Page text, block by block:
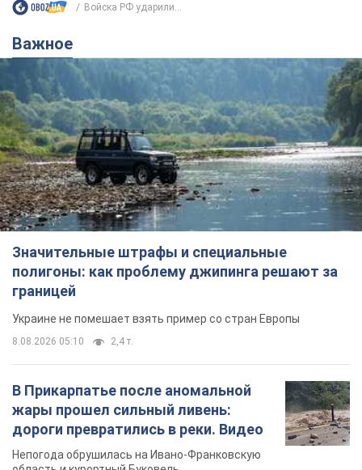
Войска РФ ударили...
Важное
Значительные штрафы и специальные
полигоны: как проблему джипинга решают за
границей
Украине не помешает взять пример со стран Европы
8.08.2026 05:10 2,4 т.
В Прикарпатье после аномальной
жары прошел сильный ливень:
дороги превратились в реки. Видео
Непогода обрушилась на Ивано-Франковскую